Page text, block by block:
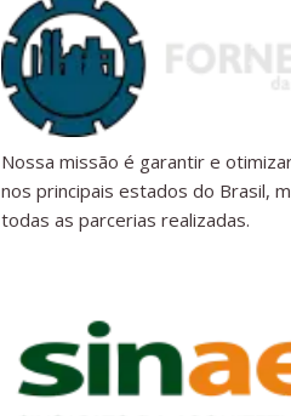
Nossa missão é garantir e
nos principais estados do Brasil,
todas as parcerias realizadas.